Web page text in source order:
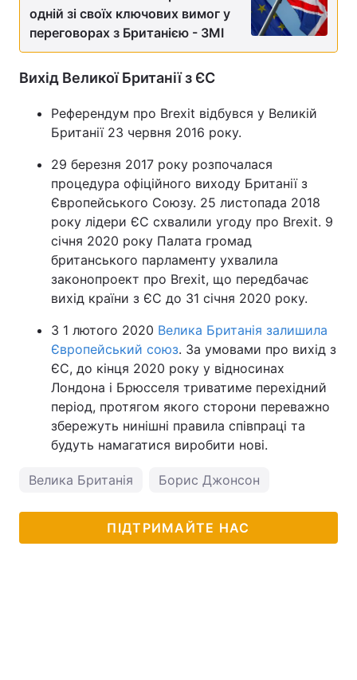
одній зі своїх ключових вимог у
переговорах з Британією - ЗМІ
Вихід Великої Британії з ЄС
Референдум про Brexit відбувся у Великій
Британії 23 червня 2016 року.
29 березня 2017 року розпочалася
процедура офіційного виходу Британії з
Європейського Союзу. 25 листопада 2018
року лідери ЄС схвалили угоду про Brexit. 9
січня 2020 року Палата громад
британського парламенту ухвалила
законопроект про Brexit, що передбачає
вихід країни з ЄС до 31 січня 2020 року.
З 1 лютого 2020 Велика Британія залишила
Європейський союз. За умовами про вихід з
ЄС, до кінця 2020 року у відносинах
Лондона і Брюсселя триватиме перехідний
період, протягом якого сторони переважно
збережуть нинішні правила співпраці та
будуть намагатися виробити нові.
Велика Британія Борис Джонсон
ПІДТРИМАЙТЕ НАС